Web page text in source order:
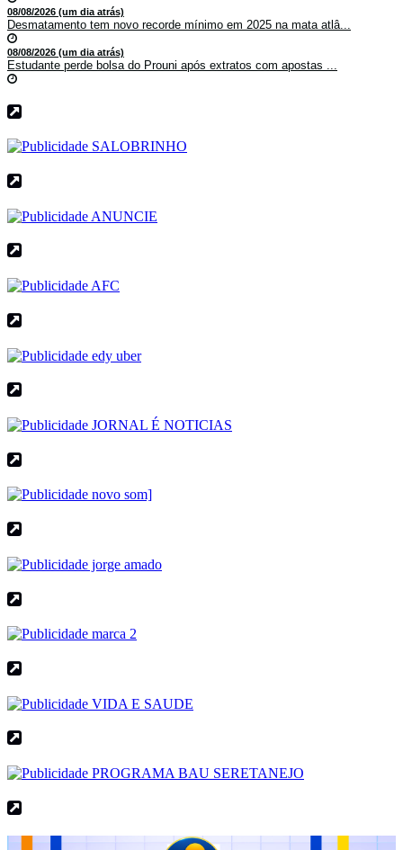
08/08/2026 (um dia atrás)
Desmatamento tem novo recorde mínimo em 2025 na mata atlâ...
08/08/2026 (um dia atrás)
Estudante perde bolsa do Prouni após extratos com apostas ...